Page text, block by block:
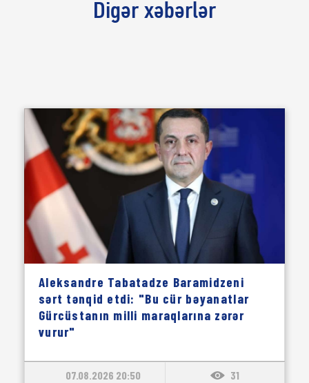
Digər xəbərlər
Aleksandre Tabatadze Baramidzeni
sərt tənqid etdi: "Bu cür bəyanatlar
Gürcüstanın milli maraqlarına zərər
vurur"
07.08.2026 20:50 31